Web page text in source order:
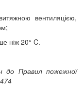
вентиляцією,
ніж 20° C.
до Правил пожежної